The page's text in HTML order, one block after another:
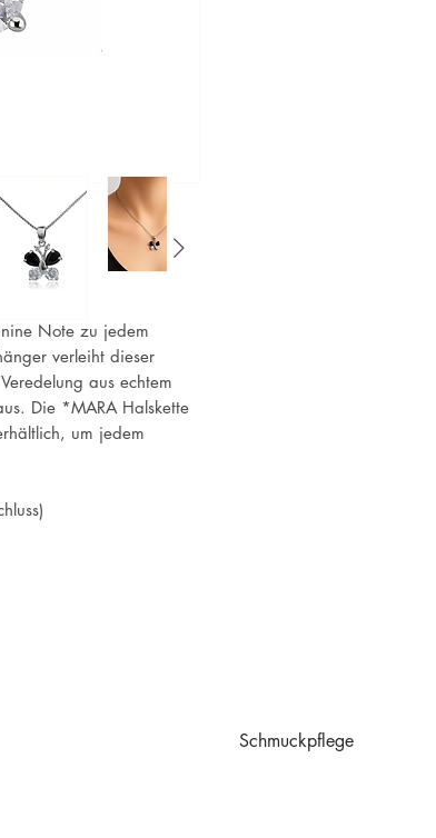
Note zu jedem
verleiht dieser
aus echtem
Die *MARA Halskette
um jedem
Schmuckpflege